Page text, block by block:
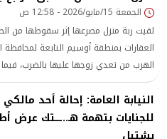
الجمعة 15/مايو/2026 - 12:58 ص
لقيت ربة منزل مصرعها إثر سقوطها من
العقارات بمنطقة أوسيم التابعة لمحافظة
الهرب من تعدي زوجها عليها بالضرب،
إلى المشرحة تحت تصرف النيابة العامة
النيابة العامة: إحالة أحد
للجنايات بتهمة هـ..ـــتك عرض